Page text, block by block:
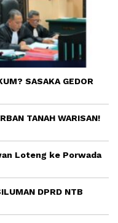
SASAKA GEDOR
TANAH WARISAN!
Loteng ke Porwada
DPRD NTB